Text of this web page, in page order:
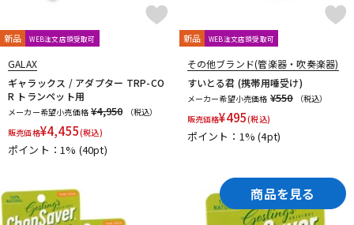
新品 WEB注文店頭受取可
GALAX
ギャラックス / アダプター TRP-CO
R トランペット用
メーカー希望小売価格 ¥4,950
（税込）
販売価格¥4,455(税込)
ポイント：1% (40pt)
新品 WEB注文店頭受取可
その他ブランド(管楽器・吹奏楽器)
すいとる君 (携帯用唾受け)
メーカー希望小売価格 ¥550
（税込）
販売価格¥495(税込)
ポイント：1%(4pt)
商品を見る